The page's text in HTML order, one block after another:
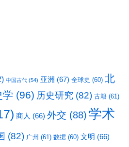
中国古代 (54) 亚洲 (67) 全球史 (60) 北
学 (96) 历史研究 (82) 古籍 (61)
商人 (66) 外交 (88) 学术
(82) 广州 (61) 数据 (60) 文明 (66)